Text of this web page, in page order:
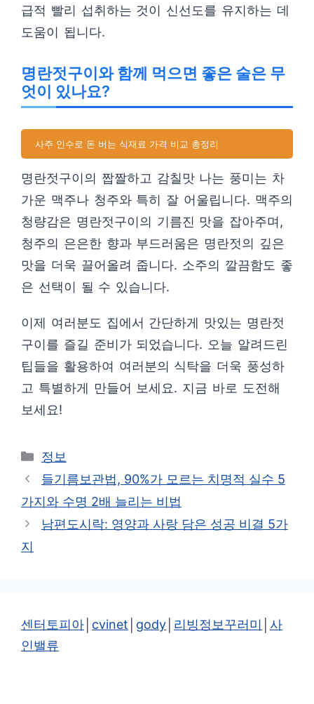
급적 빨리 섭취하는 것이 신선도를 유지하는 데
도움이 됩니다.
명란젓구이와 함께 먹으면 좋은 술은 무
엇이 있나요?
사주 인수로 돈 버는 식재료 가격 비교 총정리
명란젓구이의 짭짤하고 감칠맛 나는 풍미는 차
가운 맥주나 청주와 특히 잘 어울립니다. 맥주의
청량감은 명란젓구이의 기름진 맛을 잡아주며,
청주의 은은한 향과 부드러움은 명란젓의 깊은
맛을 더욱 끌어올려 줍니다. 소주의 깔끔함도 좋
은 선택이 될 수 있습니다.
이제 여러분도 집에서 간단하게 맛있는 명란젓
구이를 즐길 준비가 되었습니다. 오늘 알려드린
팁들을 활용하여 여러분의 식탁을 더욱 풍성하
고 특별하게 만들어 보세요. 지금 바로 도전해
보세요!
카
테
리
정보
들기름보관법, 90%가 모르는 치명적 실수 5
가지와 수명 2배 늘리는 비법
남편도시락: 영양과 사랑 담은 성공 비결 5가
지
센터토피아 cvinet gody 리빙정보꾸러미
사
인밸류